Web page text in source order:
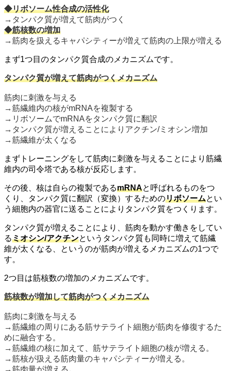
◆リボソーム性合成の活性化
→タンパク質が増えて筋肉がつく
◆筋核数の増加
→筋肉を扱えるキャパシティーが増えて筋肉の上限が増える
まず1つ目のタンパク質合成のメカニズムです。
タンパク質が増えて筋肉がつくメカニズム
筋肉に刺激を与える
→筋繊維内の核がmRNAを複製する
→リボソームでmRNAをタンパク質に翻訳
→タンパク質が増えることによりアクチン/ミオシン増加
→筋繊維が太くなる
まずトレーニングをして筋肉に刺激を与えることにより筋繊
維内の司令塔である核が反応します。
その後、核は自らの複製であるmRNAと呼ばれるものをつ
くり、タンパク質に翻訳（変換）するためのリボソームとい
う細胞内の器官に送ることによりタンパク質をつくります。
タンパク質が増えることにより、筋肉を動かす働きをしてい
るミオシン/アクチンというタンパク質も同時に増えて筋繊
維が太くなる、というのが筋肉が増えるメカニズムの1つで
す。
2つ目は筋核数の増加のメカニズムです。
筋核数が増加して筋肉がつくメカニズム
筋肉に刺激を与える
→筋繊維の周りにある筋サテライト細胞が筋肉を修復するた
めに融合する。
→筋繊維の核に加えて、筋サテライト細胞の核が増える。
→筋核が扱える筋肉量のキャパシティーが増える。
→筋肉量が増える。